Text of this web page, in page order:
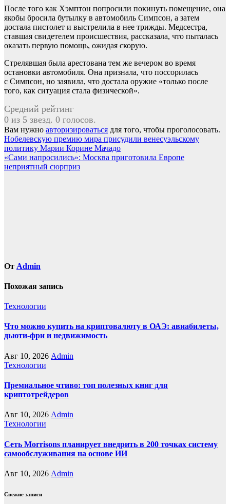
После того как Хэмптон попросили покинуть помещение, она
якобы бросила бутылку в автомобиль Симпсон, а затем
достала пистолет и выстрелила в нее трижды. Медсестра,
ставшая свидетелем происшествия, рассказала, что пыталась
оказать первую помощь, ожидая скорую.
Стрелявшая была арестована тем же вечером во время
остановки автомобиля. Она признала, что поссорилась
с Симпсон, но заявила, что достала оружие «только после
того, как ситуация стала физической».
Средний рейтинг
0 из 5 звезд. 0 голосов.
Вам нужно авторизироваться для того, чтобы проголосовать.
Навигация
по
записям
Нобелевскую премию мира присудили венесуэльскому
политику Марии Корине Мачадо
«Сами напросились»: Москва приготовила Европе
неприятный сюрприз
От Admin
Похожая запись
Технологии
Что можно купить на криптовалюту в ОАЭ: авиабилеты,
дьюти-фри и недвижимость
Авг 10, 2026 Admin
Технологии
Премиальное чтиво: топ полезных книг для
криптотрейдеров
Авг 10, 2026 Admin
Технологии
Сеть Morrisons планирует внедрить в 200 точках систему
самообслуживания на основе ИИ
Авг 10, 2026 Admin
Свежие записи